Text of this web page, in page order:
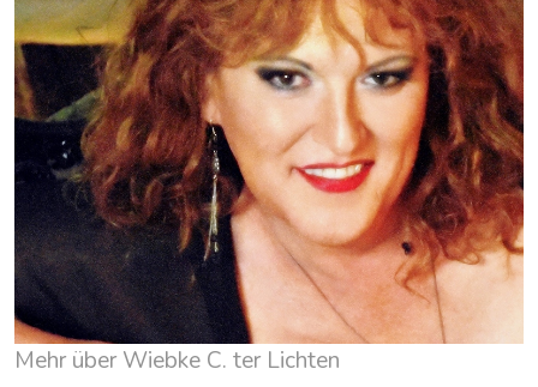
Mehr über Wiebke C. ter Lichten